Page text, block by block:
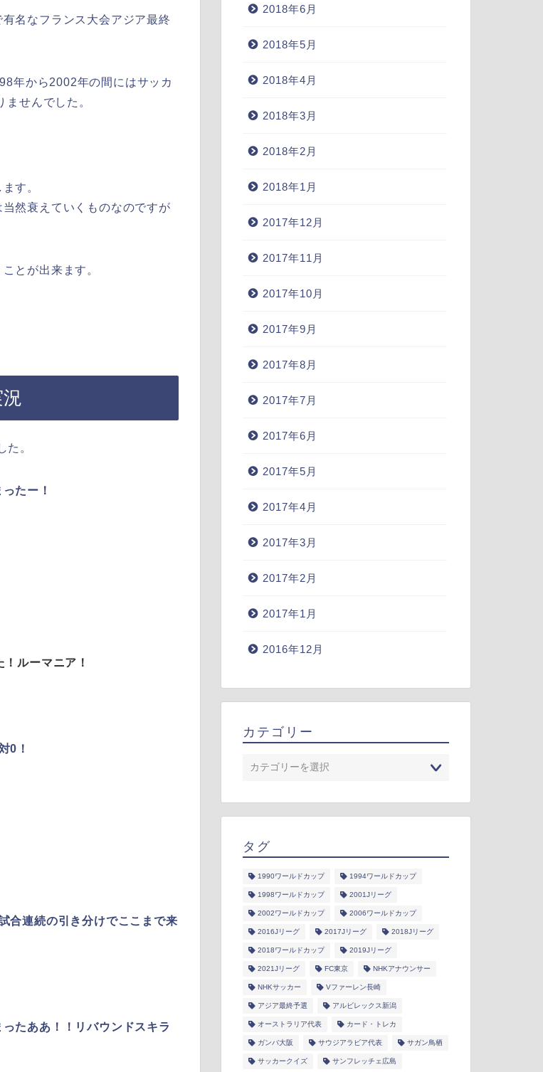
名なフランス大会アジア最終
年から2002年の間にはサッカ
せんでした。
す。
然衰えていくものなのですが
とが出来ます。
た。
たー！
ルーマニア！
0！
合連続の引き分けでここまで来
たああ！！リバウンドスキラ
2018年6月
2018年5月
2018年4月
2018年3月
2018年2月
2018年1月
2017年12月
2017年11月
2017年10月
2017年9月
2017年8月
2017年7月
2017年6月
2017年5月
2017年4月
2017年3月
2017年2月
2017年1月
2016年12月
カテゴリー
タグ
1990ワールドカップ 1994ワールドカップ
1998ワールドカップ 2001Jリーグ
2002ワールドカップ 2006ワールドカップ
2016Jリーグ 2017Jリーグ 2018Jリーグ
2018ワールドカップ 2019Jリーグ
2021Jリーグ FC東京 NHKアナウンサー
NHKサッカー Vファーレン長崎
アジア最終予選 アルビレックス新潟
オーストラリア代表 カード・トレカ
ガンバ大阪 サウジアラビア代表 サガン鳥栖
サッカークイズ サンフレッチェ広島